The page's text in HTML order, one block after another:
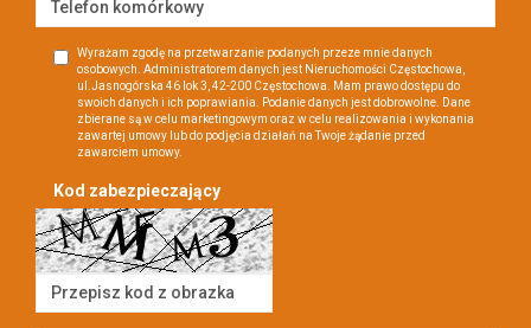
Wyrażam zgodę na przetwarzanie podanych przeze mnie danych
osobowych. Administratorem danych jest Nieruchomości Częstochowa,
ul.Jasnogórska 46 lok 3, 42-200 Częstochowa. Mam prawo dostępu do
swoich danych i ich poprawiania. Podanie danych jest dobrowolne. Dane
zbierane są w celu marketingowym oraz w celu realizowania i wykonania
zawartej umowy lub do podjęcia działań na Twoje żądanie przed
zawarciem umowy.
Kod zabezpieczający